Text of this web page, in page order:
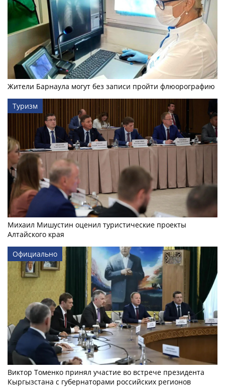
Жители Барнаула могут без записи пройти флюорографию
Туризм
Михаил Мишустин оценил туристические проекты
Алтайского края
Официально
Виктор Томенко принял участие во встрече президента
Кыргызстана с губернаторами российских регионов